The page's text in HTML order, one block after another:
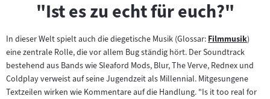
Inhalt:
"Ist es zu echt für euch?"
In dieser Welt spielt auch die diegetische Musik (Glossar:Zum
Inhalt:
Filmmusik)
eine zentrale Rolle, die vor allem Bug ständig hört. Der Soundtrack
bestehend aus Bands wie Sleaford Mods, Blur, The Verve, Rednex und
Coldplay verweist auf seine Jugendzeit als Millennial. Mitgesungene
Textzeilen wirken wie Kommentare auf die Handlung. "Is it too real for